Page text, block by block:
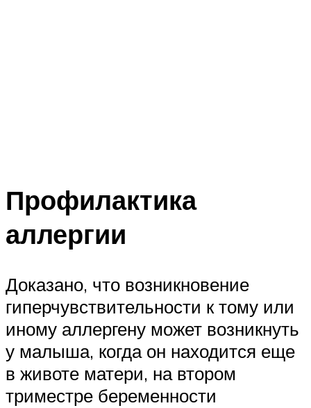
Профилактика
аллергии
Доказано, что возникновение
гиперчувствительности к тому или
иному аллергену может возникнуть
у малыша, когда он находится еще
в животе матери, на втором
триместре беременности